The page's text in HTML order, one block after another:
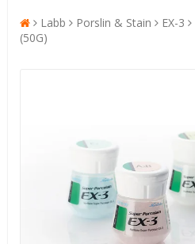
Labb Porslin & Stain EX-3
(50G)